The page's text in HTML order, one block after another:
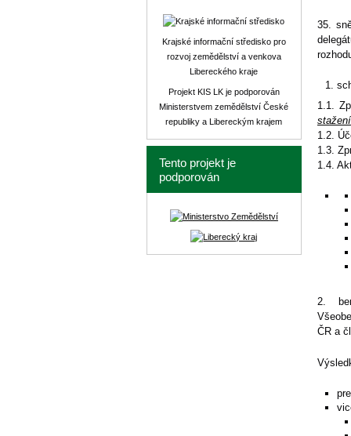
35.
1.1.
stažení
1.2.
1.3.
1.4.
2.
ČR a
Krajské informační středisko pro
rozvoj zemědělství a venkova
Libereckého kraje
Projekt KIS LK je podporován
Ministerstvem zemědělství České
republiky a Libereckým krajem
Tento projekt je
podporován